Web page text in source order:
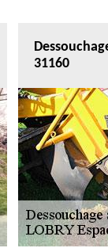
31160